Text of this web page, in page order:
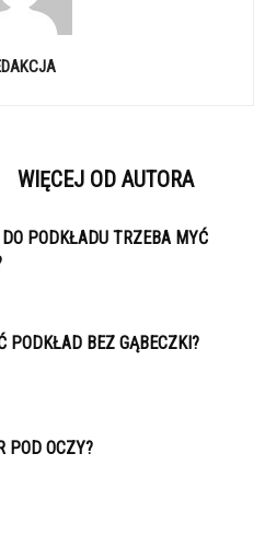
WIĘCEJ OD AUTORA
PODKŁADU TRZEBA MYĆ
PODKŁAD BEZ GĄBECZKI?
POD OCZY?